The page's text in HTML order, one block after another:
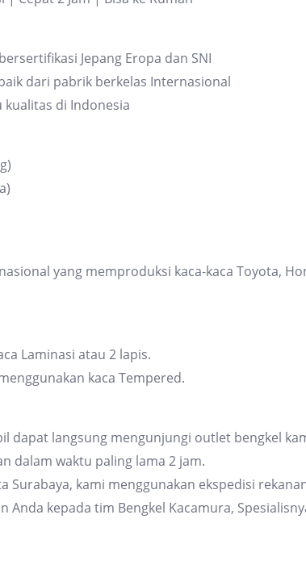
Jepang Eropa dan SNI
dari pabrik berkelas Internasional
di Indonesia
yang memproduksi kaca-kaca Toyota,
Laminasi atau 2 lapis.
kaca Tempered.
dapat langsung mengunjungi outlet bengkel
dalam waktu paling lama 2 jam.
Surabaya, kami menggunakan ekspedisi
Anda kepada tim Bengkel Kacamura,